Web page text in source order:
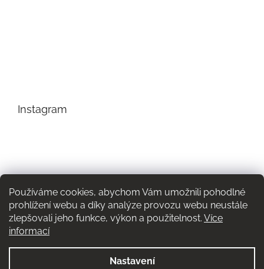
Používáme cookies, abychom Vám umožnili pohodlné
prohlížení webu a díky analýze provozu webu neustále
zlepšovali jeho funkce, výkon a použitelnost. Více
informací
Nastavení
Instagram